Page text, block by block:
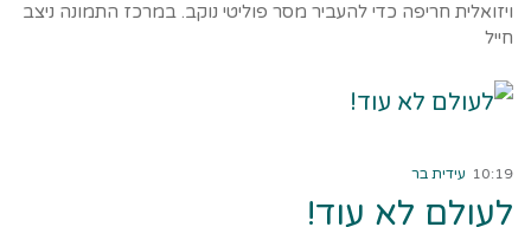
ויזואלית חריפה כדי להעביר מסר פוליטי נוקב. במרכז התמונה ניצב
חייל
10:19 עידית בר
לעולם לא עוד!